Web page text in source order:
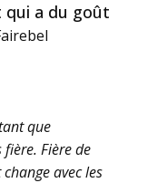
qui a du goût
que
Fière de
avec les